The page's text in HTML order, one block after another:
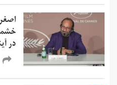
در